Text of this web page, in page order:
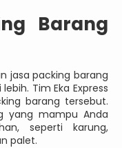
Barang
jasa packing barang
Tim Eka Express
barang tersebut.
yang mampu Anda
seperti karung,
palet.